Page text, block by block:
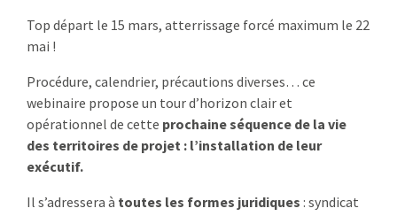
Top départ le 15 mars, atterrissage forcé maximum le 22
mai !
Procédure, calendrier, précautions diverses… ce
webinaire propose un tour d’horizon clair et
opérationnel de cette prochaine séquence de la vie
des territoires de projet : l’installation de leur
exécutif.
Il s’adressera à toutes les formes juridiques : syndicat